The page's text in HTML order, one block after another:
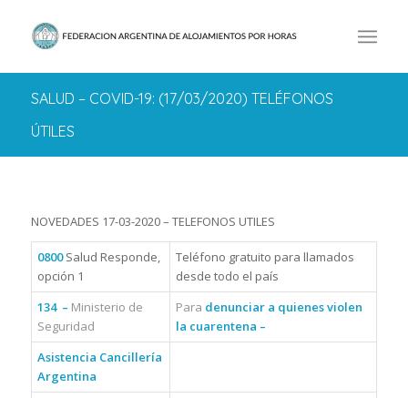
SALUD – COVID-19: (17/03/2020) TELÉFONOS
ÚTILES
NOVEDADES 17-03-2020 – TELEFONOS UTILES
0800Salud Responde,
opción 1
Teléfono gratuito para llamados
desde todo el país
134 – Ministerio de
Seguridad
Para denunciar a quienes violen
la cuarentena –
Asistencia Cancillería
Argentina